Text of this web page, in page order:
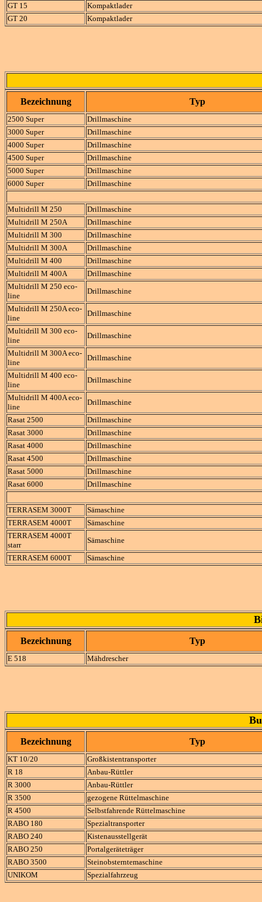
GT 15
Kompaktlader
GT 20
Kompaktlader
Bezeichnung Typ
2500 Super
Drillmaschine
3000 Super
Drillmaschine
4000 Super
Drillmaschine
4500 Super
Drillmaschine
5000 Super
Drillmaschine
6000 Super
Drillmaschine
Multidrill M 250
Drillmaschine
Multidrill M 250A
Drillmaschine
Multidrill M 300
Drillmaschine
Multidrill M 300A
Drillmaschine
Multidrill M 400
Drillmaschine
Multidrill M 400A
Drillmaschine
Multidrill M 250 eco-
line
Drillmaschine
Multidrill M 250A eco-
line
Drillmaschine
Multidrill M 300 eco-
line
Drillmaschine
Multidrill M 300A eco-
line
Drillmaschine
Multidrill M 400 eco-
line
Drillmaschine
Multidrill M 400A eco-
line
Drillmaschine
Rasat 2500
Drillmaschine
Rasat 3000
Drillmaschine
Rasat 4000
Drillmaschine
Rasat 4500
Drillmaschine
Rasat 5000
Drillmaschine
Rasat 6000
Drillmaschine
TERRASEM 3000T
Sämaschine
TERRASEM 4000T
Sämaschine
TERRASEM 4000T
starr
Sämaschine
TERRASEM 6000T
Sämaschine
Bezeichnung Typ
E 518 Mähdrescher
Bezeichnung Typ
KT 10/20
Großkistentransporter
R 18
Anbau-Rüttler
R 3000
Anbau-Rüttler
R 3500
gezogene Rüttelmaschine
R 4500
Selbstfahrende Rüttelmaschine
RABO 180
Spezialtransporter
RABO 240
Kistenausstellgerät
RABO 250
Portalgeräteträger
RABO 3500
Steinobsterntemaschine
UNIKOM
Spezialfahrzeug